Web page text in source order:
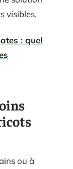
visibles.
: quel
ou à